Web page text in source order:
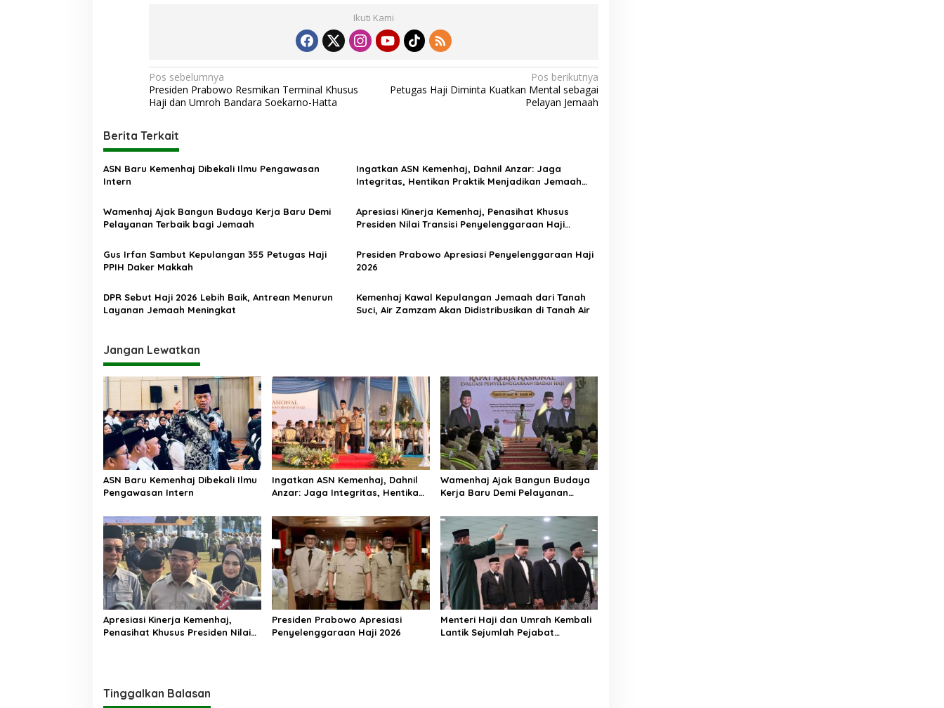
Ikuti Kami
N
a
i
g
a
i
o
s
Pos sebelumnya
Presiden Prabowo Resmikan Terminal Khusus
Haji dan Umroh Bandara Soekarno-Hatta
Pos berikutnya
Petugas Haji Diminta Kuatkan Mental sebagai
Pelayan Jemaah
Berita Terkait
ASN Baru Kemenhaj Dibekali Ilmu Pengawasan
Intern
Ingatkan ASN Kemenhaj, Dahnil Anzar: Jaga
Integritas, Hentikan Praktik Menjadikan Jemaah
Wamenhaj Ajak Bangun Budaya Kerja Baru Demi
Pelayanan Terbaik bagi Jemaah
Apresiasi Kinerja Kemenhaj, Penasihat Khusus
Presiden Nilai Transisi Penyelenggaraan Haji
Gus Irfan Sambut Kepulangan 355 Petugas Haji
PPIH Daker Makkah
Presiden Prabowo Apresiasi Penyelenggaraan Haji
2026
DPR Sebut Haji 2026 Lebih Baik, Antrean Menurun
Layanan Jemaah Meningkat
Kemenhaj Kawal Kepulangan Jemaah dari Tanah
Suci, Air Zamzam Akan Didistribusikan di Tanah Air
Jangan Lewatkan
ASN Baru Kemenhaj Dibekali Ilmu
Pengawasan Intern
Ingatkan ASN Kemenhaj, Dahnil
Anzar: Jaga Integritas, Hentikan
sebagai Komoditas
Wamenhaj Ajak Bangun Budaya
Kerja Baru Demi Pelayanan
Apresiasi Kinerja Kemenhaj,
Penasihat Khusus Presiden Nilai
Presiden Prabowo Apresiasi
Penyelenggaraan Haji 2026
Menteri Haji dan Umrah Kembali
Lantik Sejumlah Pejabat
Tinggalkan Balasan